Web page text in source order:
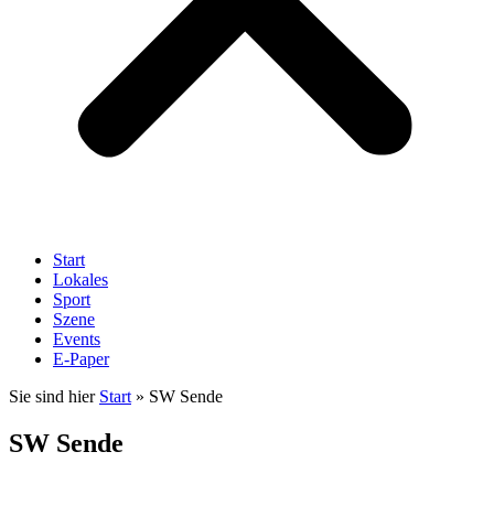
Start
Lokales
Sport
Szene
Events
E-Paper
Sie sind hier Start » SW Sende
SW Sende